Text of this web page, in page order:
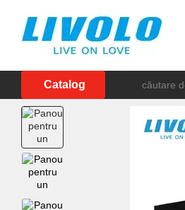
Catalog